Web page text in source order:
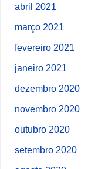
abril 2021
março 2021
fevereiro 2021
janeiro 2021
dezembro 2020
novembro 2020
outubro 2020
setembro 2020